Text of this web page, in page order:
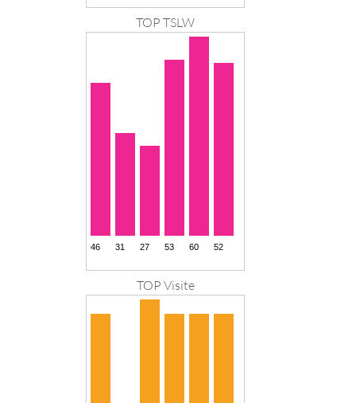
TOP TSLW
TOP Visite